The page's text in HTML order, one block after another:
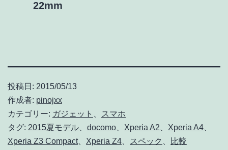
22mm
投稿日: 2015/05/13
作成者: pinojxx
カテゴリー: ガジェット
スマホ
タグ: 2015夏モデル docomo Xperia A2 Xperia A4
Xperia Z3 Compact、 Xperia Z4 スペック 比較